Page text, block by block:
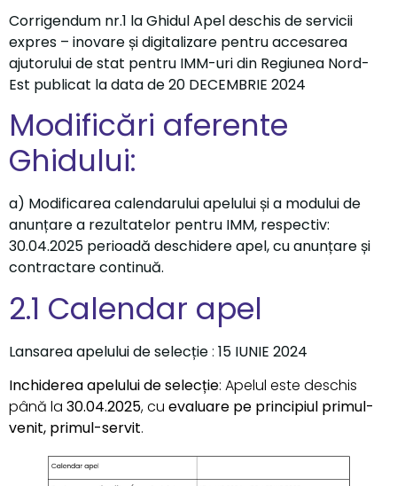
Corrigendum nr.1 la Ghidul Apel deschis de servicii
expres – inovare și digitalizare pentru accesarea
ajutorului de stat pentru IMM-uri din Regiunea Nord-
Est publicat la data de 20 DECEMBRIE 2024
Modificări aferente
Ghidului:
a) Modificarea calendarului apelului și a modului de
anunțare a rezultatelor pentru IMM, respectiv:
30.04.2025 perioadă deschidere apel, cu anunțare și
contractare continuă.
2.1 Calendar apel
Lansarea apelului de selecție : 15 IUNIE 2024
Inchiderea apelului de selecție: Apelul este deschis
până la 30.04.2025, cu evaluare pe principiul primul-
venit, primul-servit.